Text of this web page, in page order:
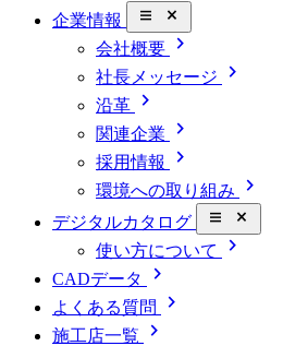
企業情報 close_small
会社概要 chevron_right
社長メッセージ chevron_right
沿革 chevron_right
関連企業 chevron_right
採用情報 chevron_right
環境への取り組み chevron_right
デジタルカタログ close_small
使い方について chevron_right
CADデータ chevron_right
よくある質問 chevron_right
施工店一覧
chevron_right